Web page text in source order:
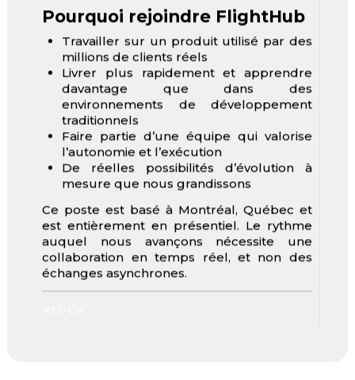
Pourquoi rejoindre FlightHub
Travailler sur un produit utilisé par des
millions de clients réels
Livrer plus rapidement et apprendre
davantage que dans des
environnements de développement
traditionnels
Faire partie d’une équipe qui valorise
l’autonomie et l’exécution
De réelles possibilités d’évolution à
mesure que nous grandissons
Ce poste est basé à Montréal, Québec et
est entièrement en présentiel. Le rythme
auquel nous avançons nécessite une
collaboration en temps réel, et non des
échanges asynchrones.